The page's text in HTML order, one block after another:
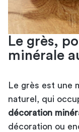
Le grès,
minérale
Le grès est une
naturel, qui
décoration
décoration ou